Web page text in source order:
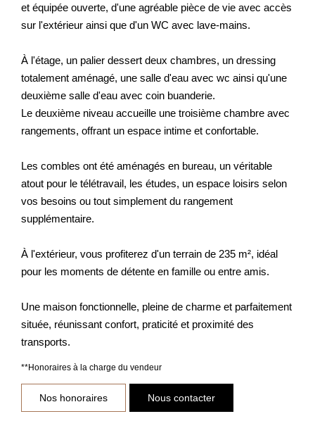
et équipée ouverte, d'une agréable pièce de vie avec accès
sur l'extérieur ainsi que d'un WC avec lave-mains.
À l'étage, un palier dessert deux chambres, un dressing
totalement aménagé, une salle d'eau avec wc ainsi qu'une
deuxième salle d'eau avec coin buanderie.
Le deuxième niveau accueille une troisième chambre avec
rangements, offrant un espace intime et confortable.
Les combles ont été aménagés en bureau, un véritable
atout pour le télétravail, les études, un espace loisirs selon
vos besoins ou tout simplement du rangement
supplémentaire.
À l'extérieur, vous profiterez d'un terrain de 235 m², idéal
pour les moments de détente en famille ou entre amis.
Une maison fonctionnelle, pleine de charme et parfaitement
située, réunissant confort, praticité et proximité des
transports.
**Honoraires à la charge du vendeur
Nos honoraires Nous contacter